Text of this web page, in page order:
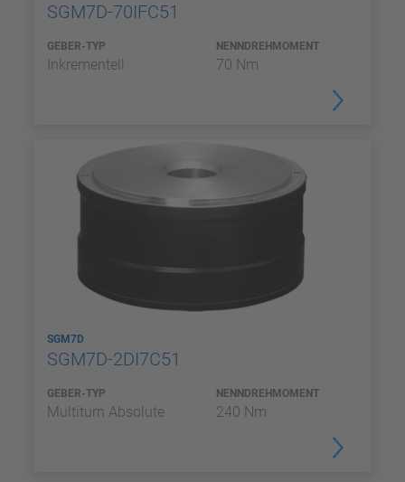
SGM7D-70IFC51
GEBER-TYP
Inkrementell
NENNDREHMOMENT
70 Nm
SGM7D
SGM7D-2DI7C51
GEBER-TYP
Multiturn Absolute
NENNDREHMOMENT
240 Nm